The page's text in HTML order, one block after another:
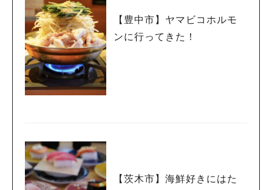
【豊中市】ヤマビコホルモ
ンに行ってきた！
【茨木市】海鮮好きにはた